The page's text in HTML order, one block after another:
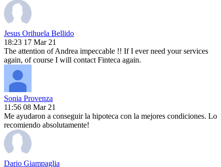
Jesus Orihuela Bellido
18:23 17 Mar 21
The attention of Andrea impeccable !! If I ever need your services
again, of course I will contact Finteca again.
Sonia Provenza
11:56 08 Mar 21
Me ayudaron a conseguir la hipoteca con la mejores condiciones. Lo
recomiendo absolutamente!
Dario Giampaglia